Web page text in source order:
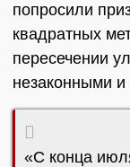
попросили
квадратных
пересечении
незаконными и
«С конца